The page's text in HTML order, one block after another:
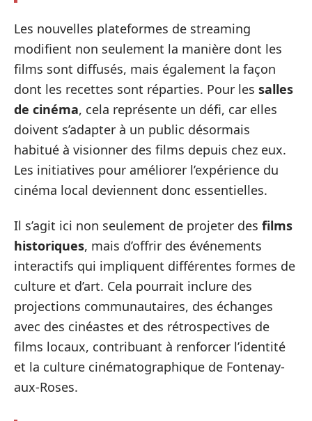
Les nouvelles plateformes de streaming
modifient non seulement la manière dont les
films sont diffusés, mais également la façon
dont les recettes sont réparties. Pour les salles
de cinéma, cela représente un défi, car elles
doivent s’adapter à un public désormais
habitué à visionner des films depuis chez eux.
Les initiatives pour améliorer l’expérience du
cinéma local deviennent donc essentielles.
Il s’agit ici non seulement de projeter des films
historiques, mais d’offrir des événements
interactifs qui impliquent différentes formes de
culture et d’art. Cela pourrait inclure des
projections communautaires, des échanges
avec des cinéastes et des rétrospectives de
films locaux, contribuant à renforcer l’identité
et la culture cinématographique de Fontenay-
aux-Roses.